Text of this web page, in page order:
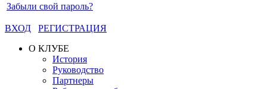
Забыли свой пароль?
ВХОД
РЕГИСТРАЦИЯ
О КЛУБЕ
История
Руководство
Партнеры